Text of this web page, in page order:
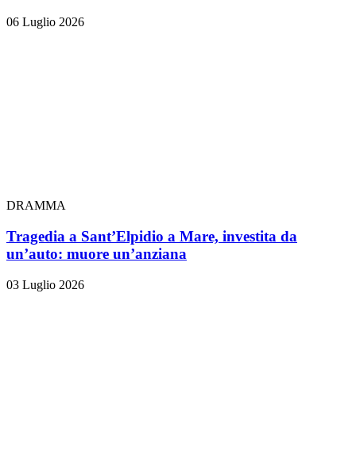
06 Luglio 2026
DRAMMA
Tragedia a Sant’Elpidio a Mare, investita da
un’auto: muore un’anziana
03 Luglio 2026